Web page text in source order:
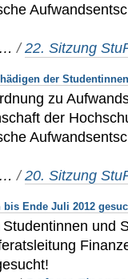
…/22. Sitzung
der
zu
der
…/20. Sitzung
bis Ende Juli 2012
und